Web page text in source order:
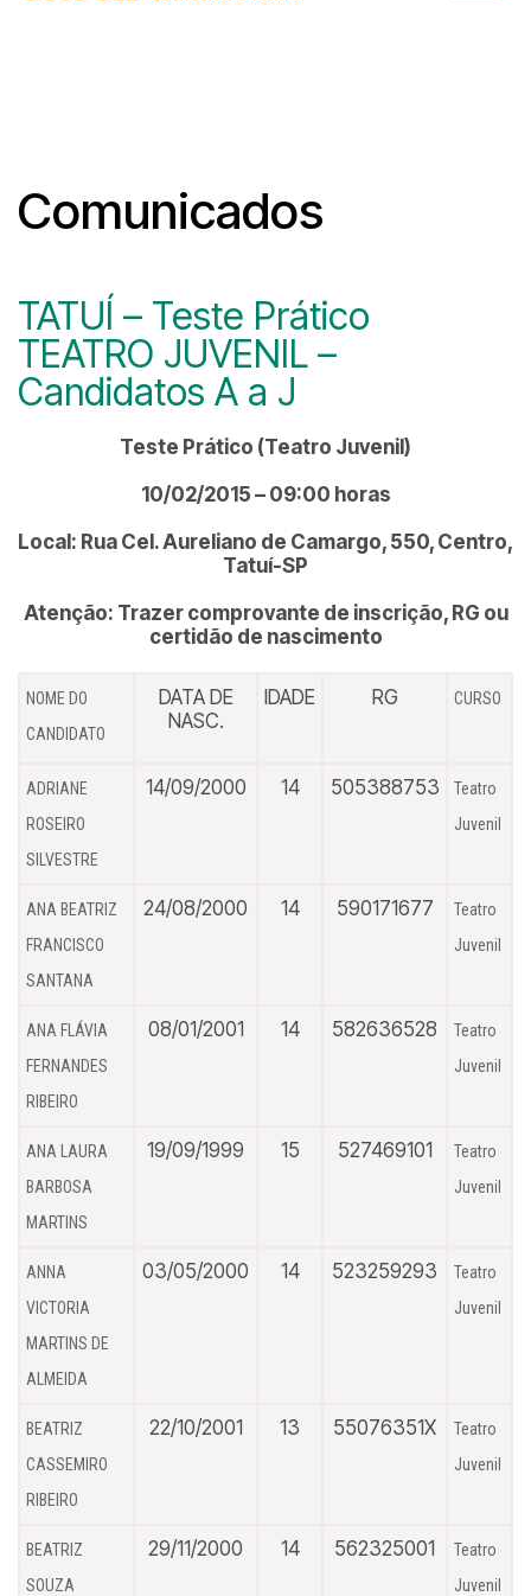
Comunicados
TATUÍ – Teste Prático
TEATRO JUVENIL –
Candidatos A a J
Teste Prático (Teatro Juvenil)
10/02/2015 – 09:00 horas
Local: Rua Cel. Aureliano de Camargo, 550, Centro,
Tatuí-SP
Atenção: Trazer comprovante de inscrição, RG ou
certidão de nascimento
NOME DO
CANDIDATO
DATA DE
NASC.
IDADE RG CURSO
ADRIANE
ROSEIRO
SILVESTRE
14/09/2000 14 505388753
Teatro
Juvenil
ANA BEATRIZ
FRANCISCO
SANTANA
24/08/2000 14 590171677
Teatro
Juvenil
ANA FLÁVIA
FERNANDES
RIBEIRO
08/01/2001 14 582636528
Teatro
Juvenil
ANA LAURA
BARBOSA
MARTINS
19/09/1999 15 527469101
Teatro
Juvenil
ANNA
VICTORIA
MARTINS DE
ALMEIDA
03/05/2000 14 523259293
Teatro
Juvenil
BEATRIZ
CASSEMIRO
RIBEIRO
22/10/2001 13 55076351X
Teatro
Juvenil
BEATRIZ
SOUZA
29/11/2000 14 562325001
Teatro
Juvenil